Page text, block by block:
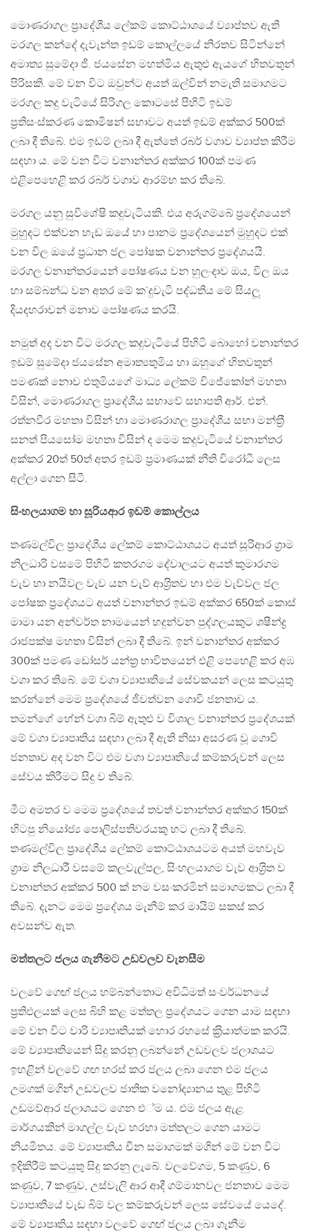
මොණරාගල ප‍්‍රාදේශීය ලේකම් කොට්ඨාශයේ ව්‍යාප්තව ඇති
මරගල කන්දේ දැවැන්ත ඉඩම් කොල්ලයේ නිරතව සිටින්නේ
අමාත්‍ය සුමේදා ජී. ජයසේන මහත්මිය ඇතුළු ඇයගේ හිතවතුන්
පිරිසකි. මේ වන විට ඔවුන්ට අයත් ඔල්වින් නමැති සමාගමට
මරගල කදු වැටියේ සිරිගල කොටසේ පිහිටි ඉඩම්
ප‍්‍රතිසංස්කරණ කොමිෂන් සභාවට අයත් ඉඩම් අක්කර 500ක්
ලබා දී තිබේ. එම ඉඩම් ලබා දී ඇත්තේ රබර් වගාව ව්‍යාප්ත කිරීම
සඳහා ය. මේ වන විට වනාන්තර අක්කර 100ක් පමණ
එළිපෙහෙළි කර රබර් වගාව ආරම්භ කර තිබේ.
මරගල යනු සුවිශේෂි කදුවැටියකි. එය අරුගම්බේ ප‍්‍රදේශයෙන්
මුහුදට එක්වන හැඩ ඔයේ හා පානම ප‍්‍රදේශයෙන් මුහුදට එක්
වන විල ඔයේ ප‍්‍රධාන ජල පෝෂක වනාන්තර ප‍්‍රදේශයයි.
මරගල වනාන්තරයෙන් පෝෂණය වන හුලංදාව ඔය, විල ඔය
හා සම්බන්ධ වන අතර මේ ක`දුවැටි පද්ධතිය මේ සියලූ
දියදහරාවන් මනාව පෝෂණය කරයි.
නමුත් අද වන විට මරගල කදුවැටියේ පිහිටි බොහෝ වනාන්තර
ඉඩම් සුමේදා ජයසේන අමාත්‍යතුමිය හා ඔහුගේ හිතවතුන්
පමණක් නොව එතුමියගේ මාධ්‍ය ලේකම් විජේකෝන් මහතා
විසින්, මොණරාගල ප‍්‍රාදේශීය සභාවේ සභාපති ආර්. එන්.
රත්නවීර මහතා විසින් හා මොණරාගල ප‍්‍රාදේශීය සභා මන්ත‍්‍රී
සනත් පියසෝම මහතා විසින් ද මෙම කදුවැටියේ වනාන්තර
අක්කර 20ත් 50ත් අතර ඉඩම් ප‍්‍රමාණයක් නීති විරෝධී ලෙස
අල්ලා ගෙන සිටී.
සිංහලයාගම හා සූරියආර ඉඩම් කොල්ලය
තණමල්විල ප‍්‍රාදේශීය ලේකම් කොට්ඨාශයට අයත් සූරිආර ග‍්‍රාම
නිලධාරි වසමේ පිහිටි කතරගම දේවාලයට අයත් කුමාරගම
වැව හා නයිවල වැව යන වැව් ආශ‍්‍රිතව හා එම වැව්වල ජල
පෝෂක ප‍්‍රදේශයට අයත් වනාන්තර ඉඩම් අක්කර 650ක් කොස්
මාමා යන අන්වර්ත නාමයෙන් හදුන්වන පුද්ගලයකුට ශෂීන්ද්‍ර
රාජපක්ෂ මහතා විසින් ලබා දී තිබේ. ඉන් වනාන්තර අක්කර
300ක් පමණ ඩෝසර් යන්ත‍්‍ර භාවිතයෙන් එළි පෙහෙළි කර අඹ
වගා කර තිබේ. මේ වගා ව්‍යාපෘතියේ සේවකයන් ලෙස කටයුතු
කරන්නේ මෙම ප‍්‍රදේශයේ ජීවත්වන ගොවි ජනතාව ය.
තමන්ගේ හේන් වගා බිම් ඇතුළු ව විශාල වනාන්තර ප‍්‍රදේශයක්
මේ වගා ව්‍යාපෘතිය සඳහා ලබා දී ඇති නිසා අසරණ වූ ගොවි
ජනතාව අද වන විට එම වගා ව්‍යාපෘතියේ කම්කරුවන් ලෙස
සේවය කිරීමට සිදු ව තිබේ.
මීට අමතර ව මෙම ප‍්‍රදේශයේ තවත් වනාන්තර අක්කර 150ක්
හිටපු නියෝජ්‍ය පොලිස්පතිවරයකු හට ලබා දී තිබේ.
තණමල්විල ප‍්‍රාදේශීය ලේකම් කොට්ඨාශයටම අයත් මහවැව
ග‍්‍රාම නිලධාරී වසමේ කලවැල්පල, සිංහලයාගම වැව ආශ‍්‍රිත ව
වනාන්තර අක්කර 500 ක් නම වසංකරමින් සමාගමකට ලබා දී
තිබේ. දැනට මෙම ප‍්‍රදේශය මැනීම් කර මායිම් සකස් කර
අවසන්ව ඇත.
මත්තලට ජලය ගැනීමට උඩවලව වැනසීම
වලවේ ගෙඟ් ජලය හම්බන්තොට අවිධිමත් සංවර්ධනයේ
ප‍්‍රතිඵලයක් ලෙස බිහි කළ මත්තල ප‍්‍රදේශයට ගෙන යාම සඳහා
මේ වන විට වාරි ව්‍යාපෘතියක් හොර රහසේ ක‍්‍රියාත්මක කරයි.
මේ ව්‍යාපෘතියෙන් සිදු කරනු ලබන්නේ උඩවලව ජලාශයට
ඉහළින් වලවේ ගඟ හරස් කර ජලය ලබා ගෙන එම ජලය
උමගක් මගින් උඩවලව ජාතික වනෝද්‍යානය තුළ පිහිටි
උඩමව්ආර ජලාශයට ගෙන එ්ම ය. එම ජලය ඇළ
මාර්ගයකින් මාගල්ල වැව හරහා මත්තලට ගෙන යාමට
නියමිතය. මේ ව්‍යාපෘතිය චීන සමාගමක් මගින් මේ වන විට
ඉදිකිරීම් කටයුතු සිදු කරනු ලැබේ. වලවේගම, 5 කණුව, 6
කණුව, 7 කණුව, උස්වැලි ආර ආදී ගම්මානවල ජනතාව මෙම
ව්‍යාපෘතියේ වැඩ බිම් වල කම්කරුවන් ලෙස සේවයේ යෙදේ.
මේ ව්‍යාපෘතිය සඳහා වලවේ ගෙඟ් ජලය ලබා ගැනීම